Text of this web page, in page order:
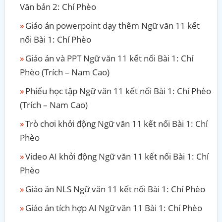
Văn bản 2: Chí Phèo
Giáo án powerpoint dạy thêm Ngữ văn 11 kết
nối Bài 1: Chí Phèo
Giáo án và PPT Ngữ văn 11 kết nối Bài 1: Chí
Phèo (Trích – Nam Cao)
Phiếu học tập Ngữ văn 11 kết nối Bài 1: Chí Phèo
(Trích – Nam Cao)
Trò chơi khởi động Ngữ văn 11 kết nối Bài 1: Chí
Phèo
Video AI khởi động Ngữ văn 11 kết nối Bài 1: Chí
Phèo
Giáo án NLS Ngữ văn 11 kết nối Bài 1: Chí Phèo
Giáo án tích hợp AI Ngữ văn 11 Bài 1: Chí Phèo